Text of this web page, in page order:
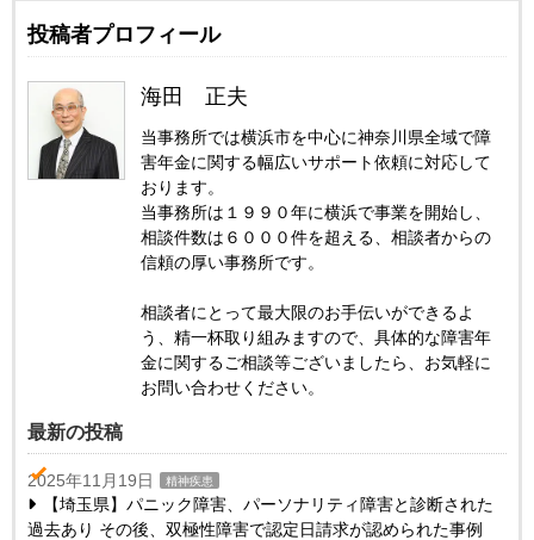
投稿者プロフィール
海田 正夫
当事務所では横浜市を中心に神奈川県全域で障
害年金に関する幅広いサポート依頼に対応して
おります。
当事務所は１９９０年に横浜で事業を開始し、
相談件数は６０００件を超える、相談者からの
信頼の厚い事務所です。
相談者にとって最大限のお手伝いができるよ
う、精一杯取り組みますので、具体的な障害年
金に関するご相談等ございましたら、お気軽に
お問い合わせください。
最新の投稿
2025年11月19日 精神疾患
【埼玉県】パニック障害、パーソナリティ障害と診断された
過去あり その後、双極性障害で認定日請求が認められた事例